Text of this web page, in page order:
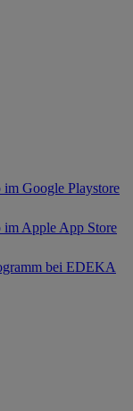
Google Playstore
Apple App Store
bei EDEKA